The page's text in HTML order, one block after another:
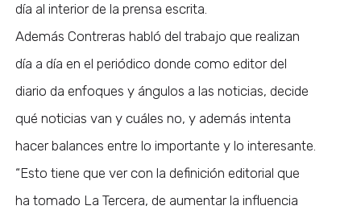
día al interior de la prensa escrita.
Además Contreras habló del trabajo que realizan
día a día en el periódico donde como editor del
diario da enfoques y ángulos a las noticias, decide
qué noticias van y cuáles no, y además intenta
hacer balances entre lo importante y lo interesante.
“Esto tiene que ver con la definición editorial que
ha tomado La Tercera, de aumentar la influencia